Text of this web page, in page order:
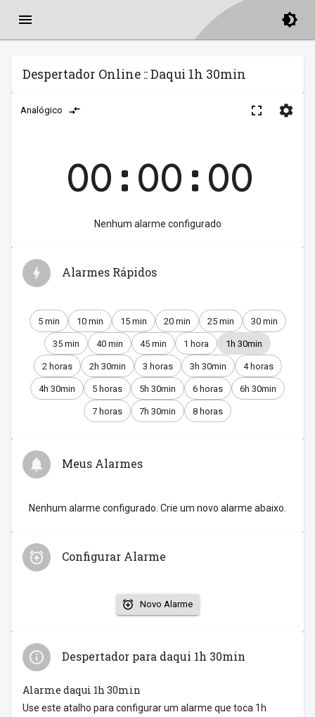
Despertador Online :: Daqui 1h 30min
Analógico
00:00:00
Nenhum alarme configurado
Alarmes Rápidos
5 min 10 min 15 min 20 min 25 min 30 min
35 min 40 min 45 min 1 hora 1h 30min
2 horas 2h 30min 3 horas 3h 30min 4 horas
4h 30min 5 horas 5h 30min 6 horas 6h 30min
7 horas 7h 30min 8 horas
Meus Alarmes
Nenhum alarme configurado. Crie um novo alarme abaixo.
Configurar Alarme
Novo Alarme
Despertador para daqui 1h 30min
Alarme daqui 1h 30min
Use este atalho para configurar um alarme que toca 1h